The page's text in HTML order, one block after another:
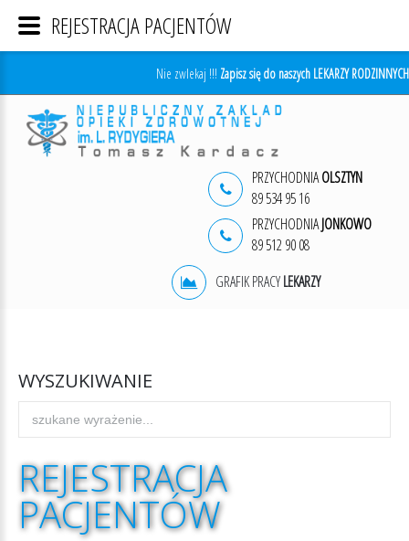
Nie zwlekaj !!! Zapisz się do naszych LEKARZY RODZINNYCH
PRZYCHODNIAOLSZTYN
89 534 95 16
PRZYCHODNIAJONKOWO
89 512 90 08
GRAFIK PRACYLEKARZY
WYSZUKIWANIE
REJESTRACJA
PACJENTÓW
REJESTRACJA PACJENTÓW